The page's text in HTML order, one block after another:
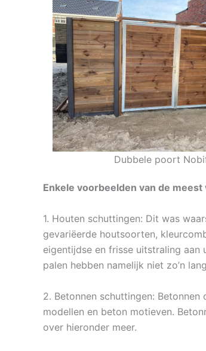
Dubbele poort
Enkele voorbeelden van de
1. Houten schuttingen: Dit was
gevariëerde houtsoorten,
eigentijdse en frisse uitstraling
palen hebben namelijk niet zo’n
2. Betonnen schuttingen:
modellen en beton motieven.
over hieronder meer.